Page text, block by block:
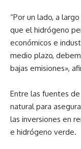
“Por un lado, a
que el hidrógeno
económicos e
medio plazo,
bajas emisiones»,
Entre las fuentes
natural para
las inversiones en
e hidrógeno verde.